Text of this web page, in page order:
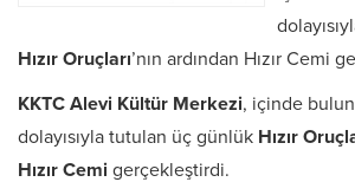
Hızır Oruçları’nın ardından Hızır Cemi
KKTC Alevi Kültür Merkezi, içinde
dolayısıyla tutulan üç günlük Hızır
Hızır Cemi gerçekleştirdi.